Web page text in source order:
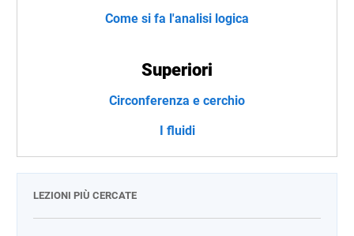
Come si fa l'analisi logica
Superiori
Circonferenza e cerchio
I fluidi
LEZIONI PIÙ CERCATE